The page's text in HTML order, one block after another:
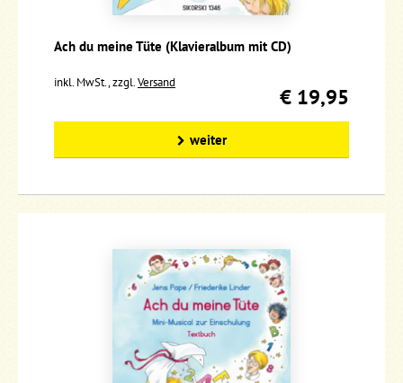
Ach du meine Tüte (Klavieralbum mit CD)
inkl. MwSt., zzgl.Versand
€ 19,95
weiter